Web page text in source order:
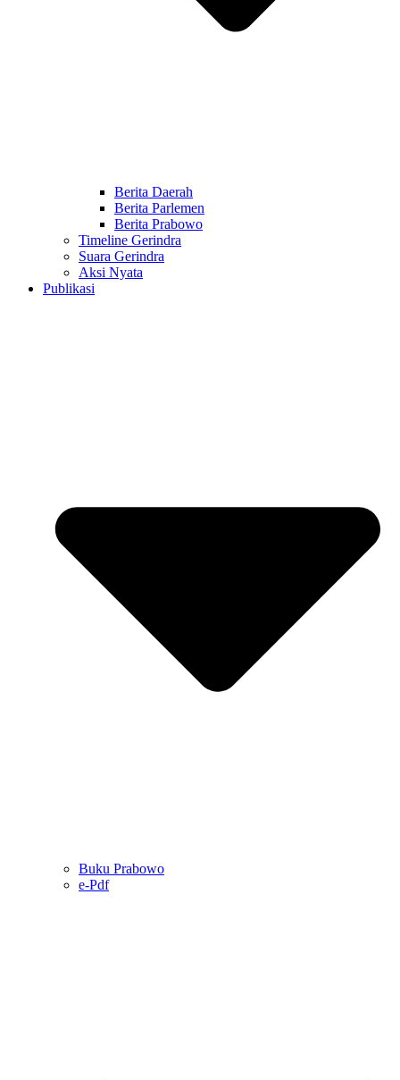
Berita Daerah
Berita Parlemen
Berita Prabowo
Timeline Gerindra
Suara Gerindra
Aksi Nyata
Publikasi
Buku Prabowo
e-Pdf